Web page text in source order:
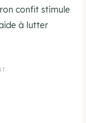
confit stimule
à lutter